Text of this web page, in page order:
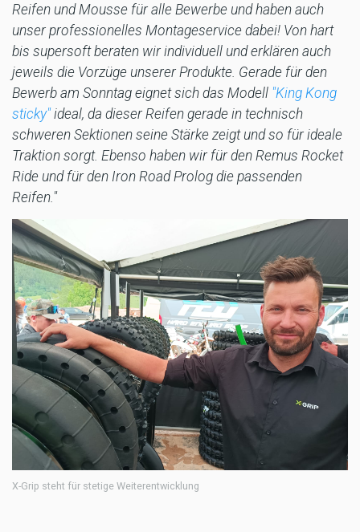
Reifen und Mousse für alle Bewerbe und haben auch
unser professionelles Montageservice dabei! Von hart
bis supersoft beraten wir individuell und erklären auch
jeweils die Vorzüge unserer Produkte. Gerade für den
Bewerb am Sonntag eignet sich das Modell "King Kong
sticky"ideal, da dieser Reifen gerade in technisch
schweren Sektionen seine Stärke zeigt und so für ideale
Traktion sorgt. Ebenso haben wir für den Remus Rocket
Ride und für den Iron Road Prolog die passenden
Reifen."
X-Grip steht für stetige Weiterentwicklung